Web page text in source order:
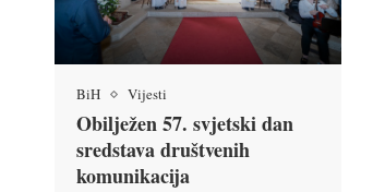
BiH Vijesti
Obilježen 57. svjetski dan
sredstava društvenih
komunikacija